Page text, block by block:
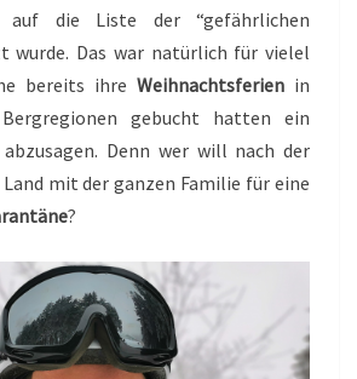
auf die Liste der “gefährlichen
wurde. Das war natürlich für vielel
bereits ihre Weihnachtsferien in
gebucht hatten ein
abzusagen. Denn wer will nach der
mit der ganzen Familie für eine
?